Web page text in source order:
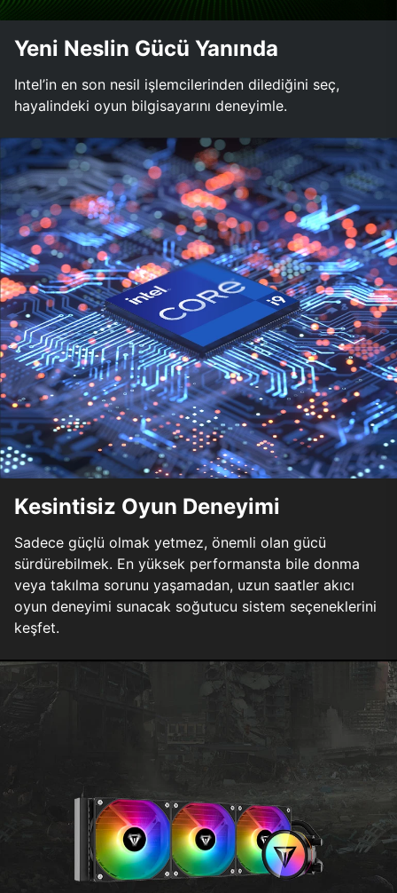
Yeni Neslin Gücü Yanında
Intel’in en son nesil işlemcilerinden dilediğini seç,
hayalindeki oyun bilgisayarını deneyimle.
Kesintisiz Oyun Deneyimi
Sadece güçlü olmak yetmez, önemli olan gücü
sürdürebilmek. En yüksek performansta bile donma
veya takılma sorunu yaşamadan, uzun saatler akıcı
oyun deneyimi sunacak soğutucu sistem seçeneklerini
keşfet.